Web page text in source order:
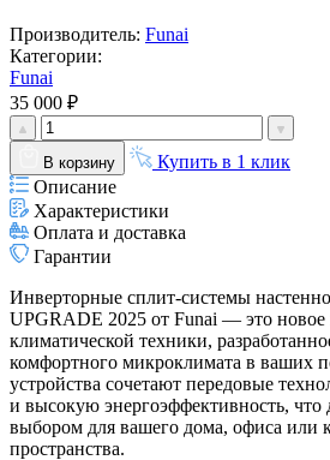
Производитель: Funai
Категории:
Funai
35 000 ₽
В корзину
Купить в 1 клик
Описание
Характеристики
Оплата и доставка
Гарантии
Инверторные сплит-системы
UPGRADE 2025 от Funai — это новое
климатической техники,
комфортного микроклимата в ваших
устройства сочетают передовые
и высокую энергоэффективность, что
выбором для вашего дома, офиса или
пространства.